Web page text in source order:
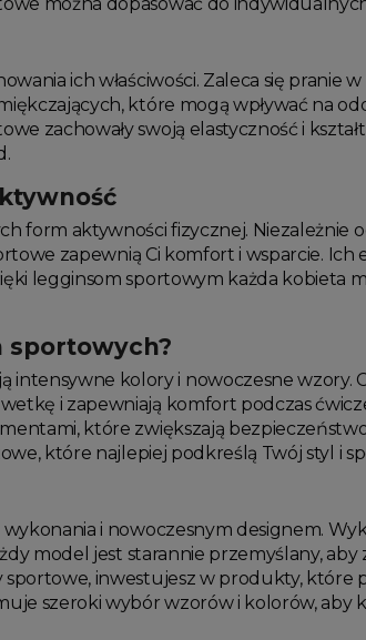
ich właściwości. Zaleca się pranie
które mogą wpływać na
zachowały swoją elastyczność i
form aktywności fizycznej. Niezależnie
zapewnią Ci komfort i wsparcie.
legginsom sportowym każda kobieta
sportowych?
intensywne kolory i nowoczesne wzory.
i zapewniają komfort podczas
które zwiększają
które najlepiej podkreślą Twój styl i
wykonania i nowoczesnym designem.
model jest starannie przemyślany,
inwestujesz w produkty, które
szeroki wybór wzorów i kolorów, aby